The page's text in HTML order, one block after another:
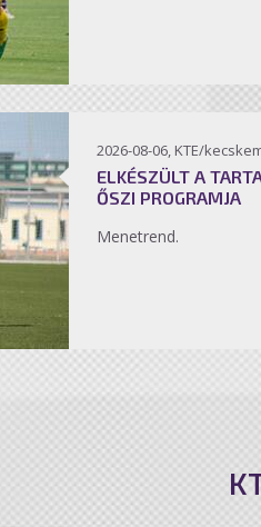
2026-08-06, KTE/
ELKÉSZÜLT A
ŐSZI PROGRAMJA
Menetrend.